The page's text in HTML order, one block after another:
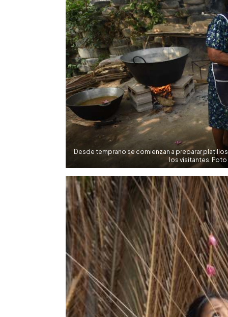
Desde temprano se comienzan a preparar
los visitantes. Foto